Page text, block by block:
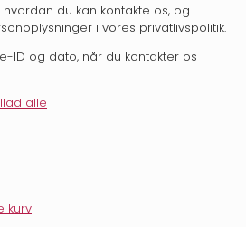
du kan kontakte os, og
i vores privatlivspolitik.
ID og dato, når du kontakter os
alle
kurv